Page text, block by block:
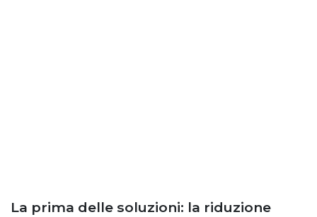
La prima delle soluzioni: la riduzione